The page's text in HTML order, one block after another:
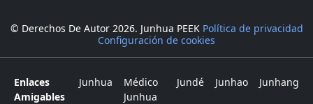
© Derechos De Autor 2026. Junhua PEEK Política de privacidad
Configuración de cookies
Enlaces
Amigables
Junhua
Médico
Junhua
Jundé Junhao Junhang